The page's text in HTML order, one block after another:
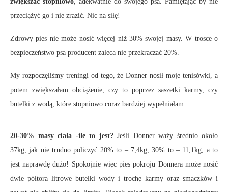
przeciążyć go i nie zrazić. Nic na siłę!
Zdrowy pies nie może nosić więcej niż 30% swojej masy. W trosce o
bezpieczeństwo psa producent zaleca nie przekraczać 20%.
My rozpoczęliśmy treningi od tego, że Donner nosił moje tenisówki, a
potem zwiększałam obciążenie, czy to poprzez saszetki karmy, czy
butelki z wodą, które stopniowo coraz bardziej wypełniałam.
20-30% masy ciała -ile to jest?Jeśli Donner waży średnio około
37kg, jak nie trudno policzyć 20% to – 7,4kg, 30% to – 11,1kg, a to
jest naprawdę dużo! Spokojnie więc pies pokroju Donnera może nosić
dwie półtora litrowe butelki wody i trochę karmy oraz smaczków i